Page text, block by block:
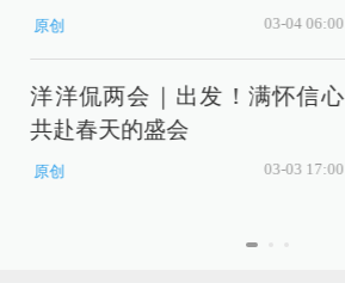
原创 03-04 06:00
洋洋侃两会｜出发！满怀信心
共赴春天的盛会
原创 03-03 17:00